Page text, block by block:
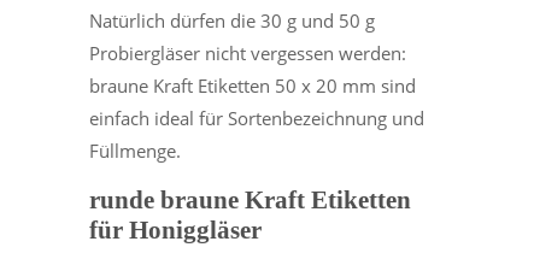
Natürlich dürfen die 30 g und 50 g
Probiergläser nicht vergessen werden:
braune Kraft Etiketten 50 x 20 mm sind
einfach ideal für Sortenbezeichnung und
Füllmenge.
runde braune Kraft Etiketten
für Honiggläser